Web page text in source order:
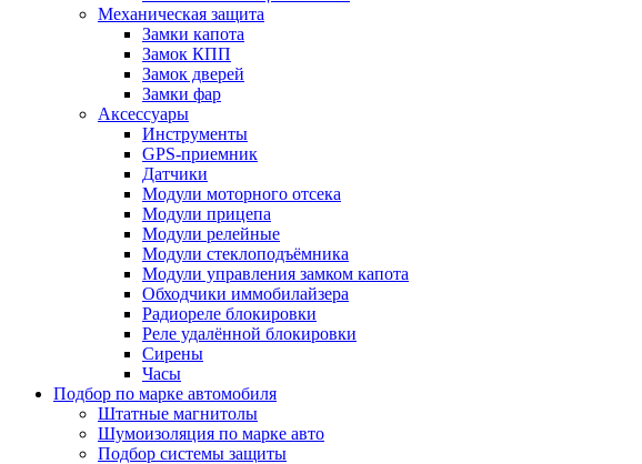
Механическая защита
Замки капота
Замок КПП
Замок дверей
Замки фар
Аксессуары
Инструменты
GPS-приемник
Датчики
Модули моторного отсека
Модули прицепа
Модули релейные
Модули стеклоподъёмника
Модули управления замком капота
Обходчики иммобилайзера
Радиореле блокировки
Реле удалённой блокировки
Сирены
Часы
Подбор по марке автомобиля
Штатные магнитолы
Шумоизоляция по марке авто
Подбор системы защиты